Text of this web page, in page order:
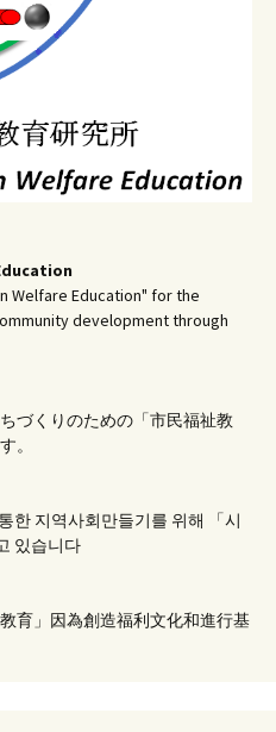
Welfare Education" for the
development through
づくりのための「市民福祉教
。
한 지역사회만들기를 위해 「시
있습니다
育」因為創造福利文化和進行基